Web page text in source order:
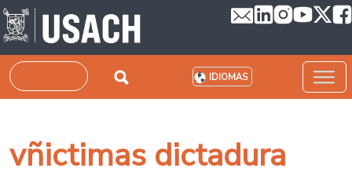
Pasar al contenido principal
Buscar IDIOMAS
vñictimas dictadura